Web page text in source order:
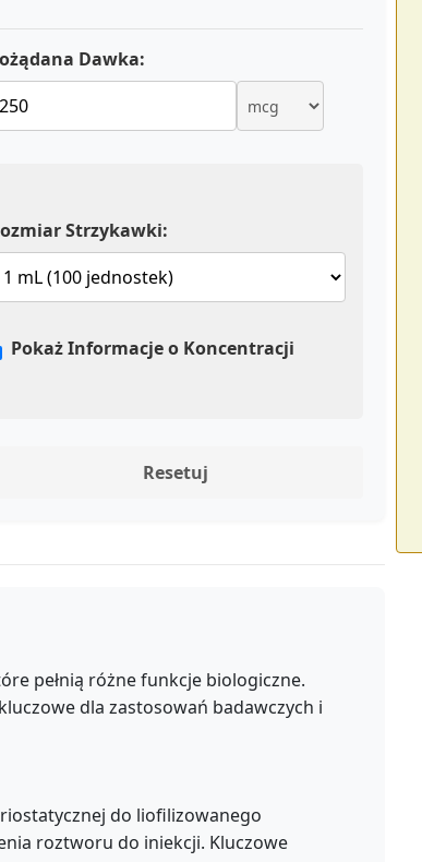
Dawka:
Strzykawki:
Pokaż Informacje o Koncentracji
Resetuj
pełnią różne funkcje biologiczne.
dla zastosowań badawczych i
do liofilizowanego
roztworu do iniekcji. Kluczowe